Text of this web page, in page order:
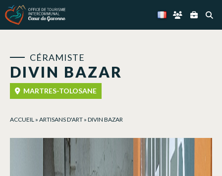
DIVIN BAZAR
CÉRAMISTE
MARTRES-TOLOSANE
ACCUEIL » ARTISANS D'ART » DIVIN BAZAR
Panneau de gestion des cookies